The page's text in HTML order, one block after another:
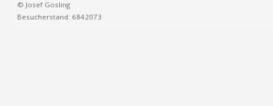
© Josef Gosling
Besucherstand: 6842073